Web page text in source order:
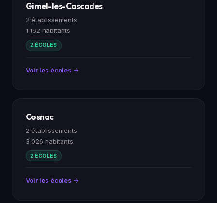
Gimel-les-Cascades
2 établissements
1 162 habitants
2 ÉCOLES
Voir les écoles →
Cosnac
2 établissements
3 026 habitants
2 ÉCOLES
Voir les écoles →